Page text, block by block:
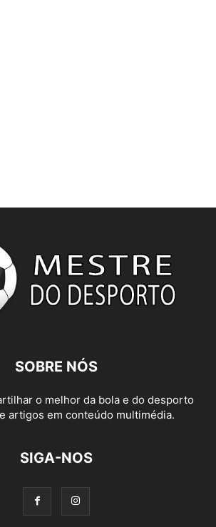
SOBRE NÓS
o melhor da bola e do desporto
artigos em conteúdo multimédia.
SIGA-NOS